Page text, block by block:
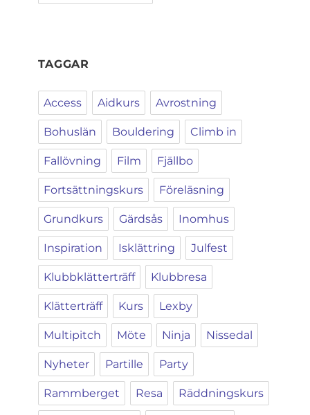
TAGGAR
Access Aidkurs Avrostning
Bohuslän Bouldering Climb in
Fallövning Film Fjällbo
Fortsättningskurs Föreläsning
Grundkurs Gärdsås Inomhus
Inspiration Isklättring Julfest
Klubbklätterträff Klubbresa
Klätterträff Kurs Lexby
Multipitch Möte Ninja Nissedal
Nyheter Partille Party
Rammberget Resa Räddningskurs